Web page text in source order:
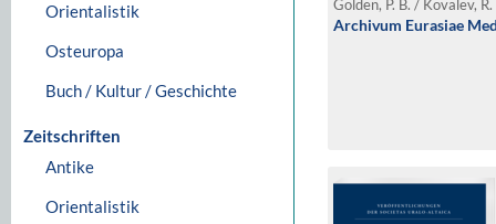
Orientalistik
Osteuropa
Buch / Kultur / Geschichte
Zeitschriften
Antike
Orientalistik
Archivum Eurasiae